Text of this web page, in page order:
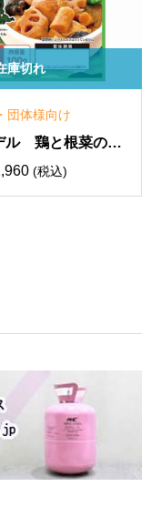
企業・団体様向
録音できるハンド型
¥10,010
在庫切れ